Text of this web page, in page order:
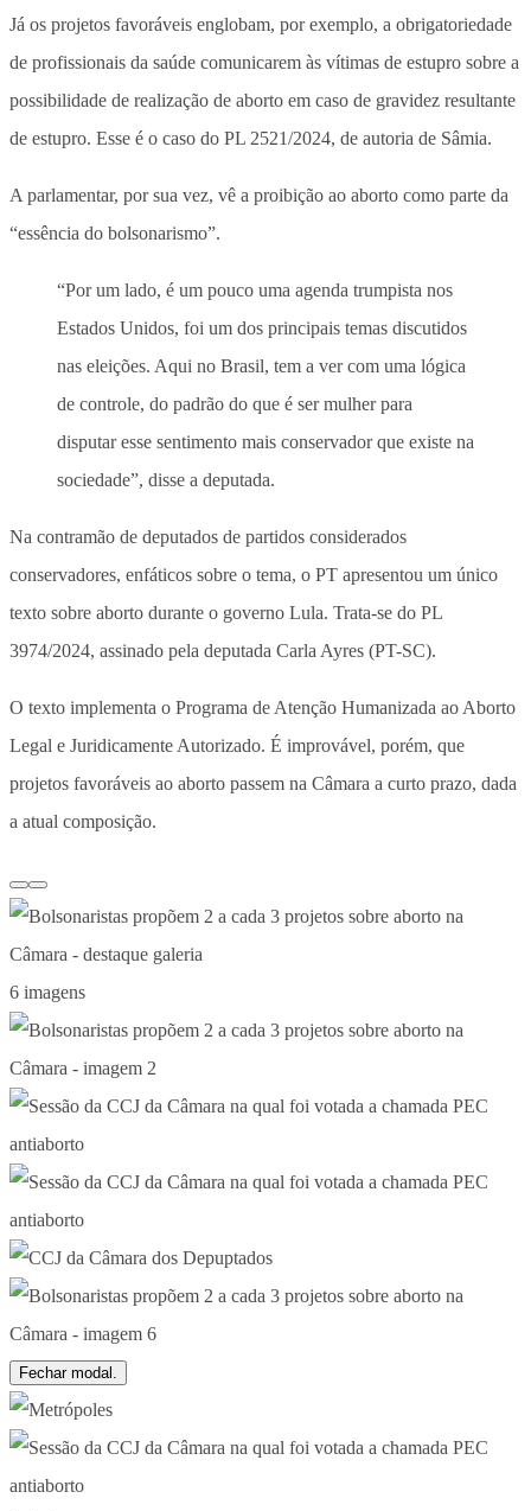
Já os projetos favoráveis englobam, por exemplo, a obrigatoriedade
de profissionais da saúde comunicarem às vítimas de estupro sobre a
possibilidade de realização de aborto em caso de gravidez resultante
de estupro. Esse é o caso do PL 2521/2024, de autoria de Sâmia.
A parlamentar, por sua vez, vê a proibição ao aborto como parte da
“essência do bolsonarismo”.
“Por um lado, é um pouco uma agenda trumpista nos
Estados Unidos, foi um dos principais temas discutidos
nas eleições. Aqui no Brasil, tem a ver com uma lógica
de controle, do padrão do que é ser mulher para
disputar esse sentimento mais conservador que existe na
sociedade”, disse a deputada.
Na contramão de deputados de partidos considerados
conservadores, enfáticos sobre o tema, o PT apresentou um único
texto sobre aborto durante o governo Lula. Trata-se do PL
3974/2024, assinado pela deputada Carla Ayres (PT-SC).
O texto implementa o Programa de Atenção Humanizada ao Aborto
Legal e Juridicamente Autorizado. É improvável, porém, que
projetos favoráveis ao aborto passem na Câmara a curto prazo, dada
a atual composição.
6 imagens
Fechar modal.